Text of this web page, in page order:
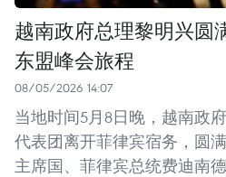
越南政府总理黎明兴圆
东盟峰会旅程
08/05/2026 14:07
当地时间5月8日晚，越南政
代表团离开菲律宾宿务，圆
主席国、菲律宾总统费迪南